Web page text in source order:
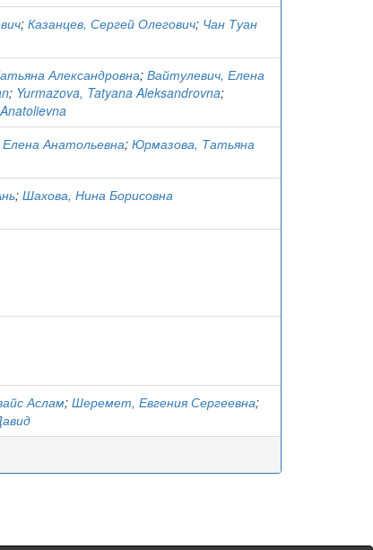
; Казанцев, Сергей Олегович; Чан Туан
Александровна; Вайтулевич, Елена
; Yurmazova, Tatyana Aleksandrovna;
Анатольевна; Юрмазова, Татьяна
; Шахова, Нина Борисовна
Аслам; Шеремет, Евгения Сергеевна;